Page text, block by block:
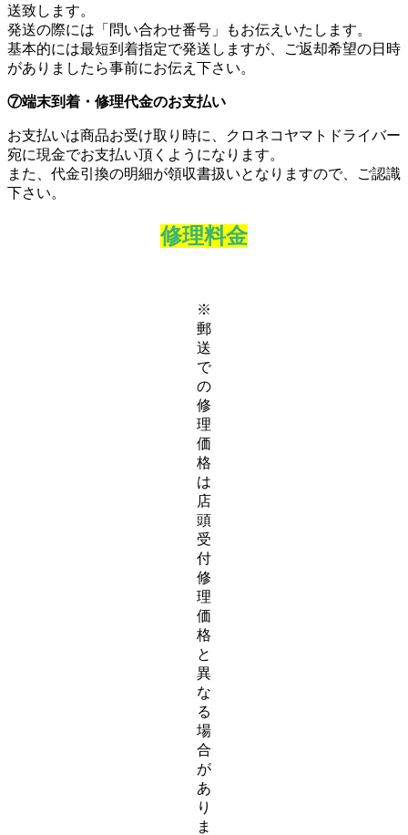
送致します。
発送の際には「問い合わせ番号」もお伝えいたします。
基本的には最短到着指定で発送しますが、ご返却希望の日時
がありましたら事前にお伝え下さい。
⑦端末到着・修理代金のお支払い
お支払いは商品お受け取り時に、クロネコヤマトドライバー
宛に現金でお支払い頂くようになります。
また、代金引換の明細が領収書扱いとなりますので、ご認識
下さい。
修理料金
※
郵
送
で
の
修
理
価
格
は
店
頭
受
付
修
理
価
格
と
異
な
る
場
合
が
あ
り
ま